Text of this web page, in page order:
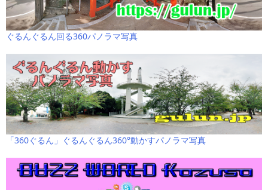
ぐるんぐるん回る360パノラマ写真
「360ぐるん」ぐるんぐるん360°動かすパノラマ写真